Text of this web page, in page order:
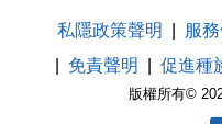
版權所有©
私隱政策聲明 服
免責聲明
促進種